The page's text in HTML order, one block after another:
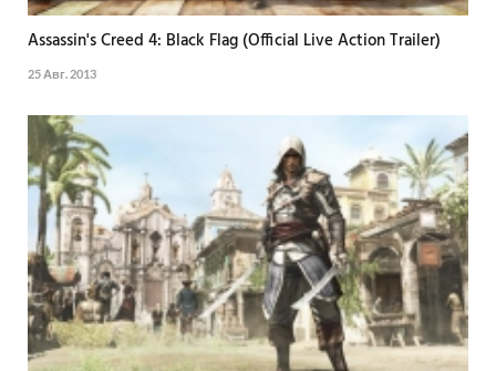
Assassin's Creed 4: Black Flag (Official Live Action Trailer)
25 Авг. 2013